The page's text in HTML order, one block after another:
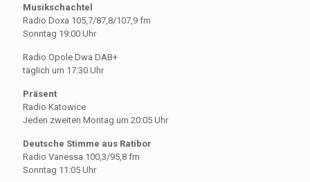
Musikschachtel
Radio Doxa 105,7/87,8/107,9 fm
Sonntag 19:00 Uhr
Radio Opole Dwa DAB+
täglich um 17:30 Uhr
Präsent
Radio Katowice
Jeden zweiten Montag um 20:05 Uhr
Deutsche Stimme aus Ratibor
Radio Vanessa 100,3/95,8 fm
Sonntag 11:05 Uhr